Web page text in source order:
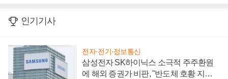
인기기사
전자·전기·정보통신
삼성전자 SK하이닉스 소극적 주주환원
에 해외 증권가 비판, "반도체 호황 지속